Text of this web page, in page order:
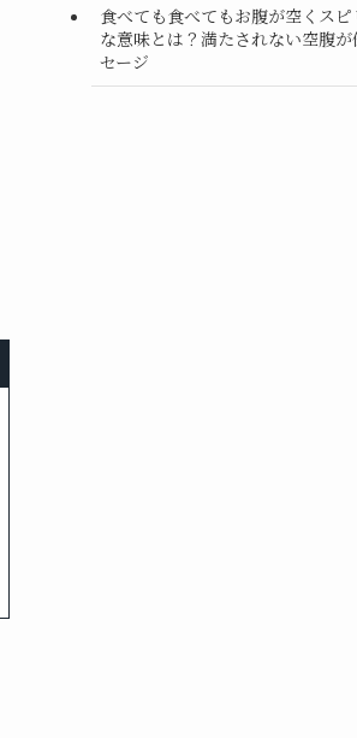
食べても食べてもお腹が空くス
な意味とは？満たされない空腹が
セージ